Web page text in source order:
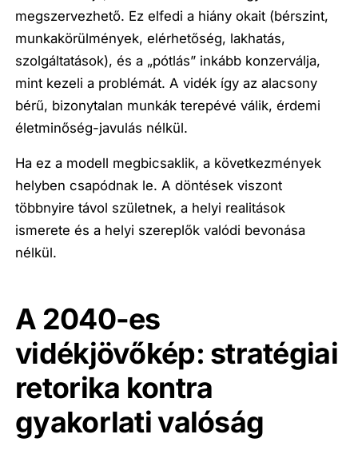
megszervezhető. Ez elfedi a hiány okait (bérszint,
munkakörülmények, elérhetőség, lakhatás,
szolgáltatások), és a „pótlás” inkább konzerválja,
mint kezeli a problémát. A vidék így az alacsony
bérű, bizonytalan munkák terepévé válik, érdemi
életminőség-javulás nélkül.
Ha ez a modell megbicsaklik, a következmények
helyben csapódnak le. A döntések viszont
többnyire távol születnek, a helyi realitások
ismerete és a helyi szereplők valódi bevonása
nélkül.
A 2040-es
vidékjövőkép: stratégiai
retorika kontra
gyakorlati valóság